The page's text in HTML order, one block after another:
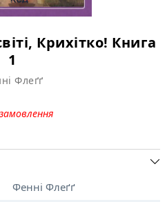
Крихітко! Книга
1
Флеґґ
Фенні Флеґґ